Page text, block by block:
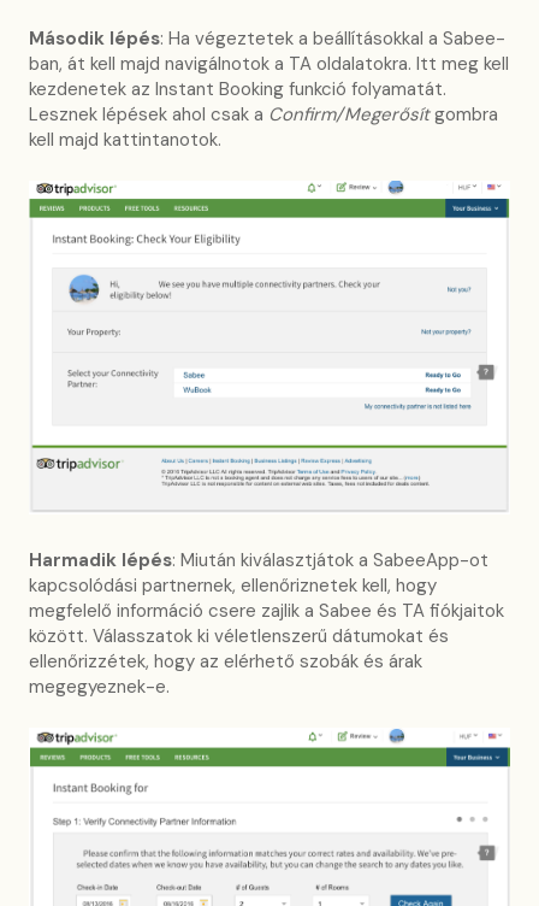
Második lépés: Ha végeztetek a beállításokkal a Sabee-
ban, át kell majd navigálnotok a TA oldalatokra. Itt meg kell
kezdenetek az Instant Booking funkció folyamatát.
Lesznek lépések ahol csak a Confirm/Megerősítgombra
kell majd kattintanotok.
Harmadik lépés: Miután kiválasztjátok a SabeeApp-ot
kapcsolódási partnernek, ellenőriznetek kell, hogy
megfelelő információ csere zajlik a Sabee és TA fiókjaitok
között. Válasszatok ki véletlenszerű dátumokat és
ellenőrizzétek, hogy az elérhető szobák és árak
megegyeznek-e.